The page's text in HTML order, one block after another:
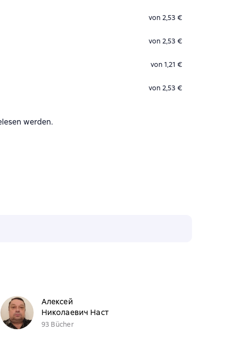
von 2,53 €
von 2,53 €
von 1,21 €
von 2,53 €
werden.
Алексей
Николаевич Наст
93 Bücher